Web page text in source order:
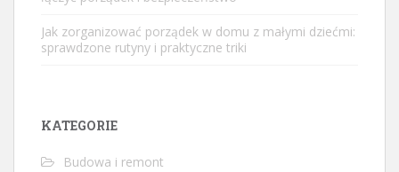
Jak zorganizować porządek w domu z małymi dziećmi:
sprawdzone rutyny i praktyczne triki
KATEGORIE
Budowa i remont